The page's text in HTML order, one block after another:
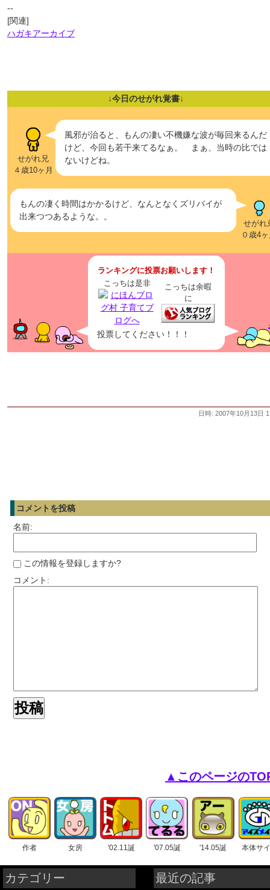
--
[関連]
ハガキアーカイブ
↓今日のせがれ覚書↓
せがれ兄
４歳10ヶ月
風邪が治ると、もんの凄い不機嫌な波が毎回来るんだ
けど、今回も若干来てるなぁ。 まぁ、当時の比では
ないけどね。
もんの凄く時間はかかるけど、なんとなくズリバイが
出来つつあるような。。
せがれ
０歳4
ランキングに投票お願いします！
こっちは是非
こっちは余暇
に
投票してください！！！
日時: 2007年10月13日
コメントを投稿
名前:
この情報を登録しますか?
コメント:
▲このページの
作者 女房 '02.11誕 '07.05誕 '14.05誕 本体サ
カテゴリー
最近の記事